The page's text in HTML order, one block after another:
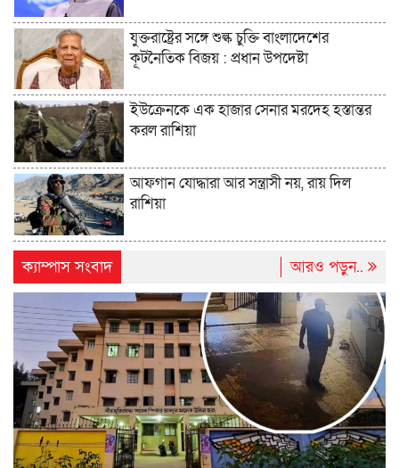
যুক্তরাষ্ট্রের সঙ্গে শুল্ক চুক্তি বাংলাদেশের
কূটনৈতিক বিজয় : প্রধান উপদেষ্টা
ইউক্রেনকে এক হাজার সেনার মরদেহ হস্তান্তর
করল রাশিয়া
আফগান যোদ্ধারা আর সন্ত্রাসী নয়, রায় দিল
রাশিয়া
ক্যাম্পাস সংবাদ আরও পড়ুন..